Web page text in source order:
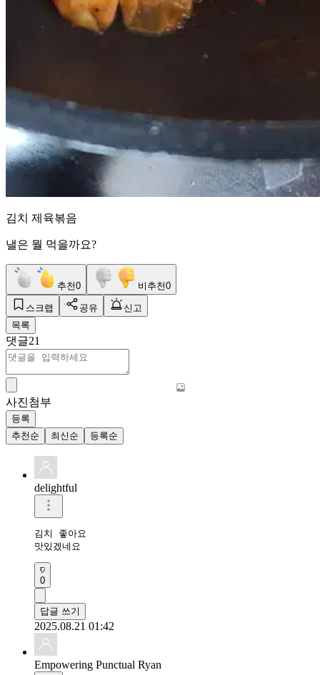
김치 제육볶음
낼은 뭘 먹을까요?
추천0 비추천0
스크랩 공유
신고
목록
댓글21
사진첨부
등록
추천순
최신순 등록순
delightful
김치 좋아요
맛있겠네요
0
답글 쓰기
2025.08.21 01:42
Empowering Punctual Ryan